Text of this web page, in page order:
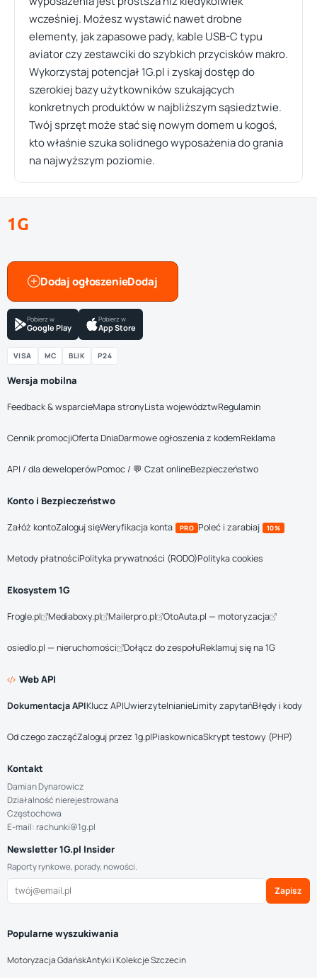
wcześniej. Możesz wystawić nawet drobne
elementy, jak zapasowe pady, kable USB-C typu
aviator czy zestawciki do szybkich przycisków makro.
Wykorzystaj potencjał 1G.pl i zyskaj dostęp do
szerokiej bazy użytkowników szukających
konkretnych produktów w najbliższym sąsiedztwie.
Twój sprzęt może stać się nowym domem u kogoś,
kto właśnie szuka solidnego wyposażenia do grania
na najwyższym poziomie.
1G
Dodaj ogłoszenie
Pobierz w
Google Play
Pobierz w
App Store
VISA MC BLIK P24
Wersja mobilna
Feedback & wsparcieMapa stronyLista województwRegulamin
Cennik promocjiOferta DniaDarmowe ogłoszenia z kodemReklama
API / dla deweloperówPomoc / 💬 Czat onlineBezpieczeństwo
Konto i Bezpieczeństwo
Załóż kontoZaloguj sięWeryfikacja konta PRO Poleć i zarabiaj 10%
Metody płatnościPolityka prywatności (RODO)Polityka cookies
Ekosystem 1G
Frogle.pl Mediaboxy.pl Mailerpro.pl OtoAuta.pl — motoryzacja
osiedlo.pl — nieruchomości Dołącz do zespołuReklamuj się na 1G
Web API
Dokumentacja APIKlucz APIUwierzytelnianieLimity zapytańBłędy i kody
Od czego zacząćZaloguj przez 1g.plPiaskownicaSkrypt testowy (PHP)
Kontakt
Damian Dynarowicz
Działalność nierejestrowana
Częstochowa
E-mail: rachunki@1g.pl
Newsletter 1G.pl Insider
Raporty rynkowe, porady, nowości.
Zapisz
Popularne wyszukiwania
Motoryzacja GdańskAntyki i Kolekcje Szczecin